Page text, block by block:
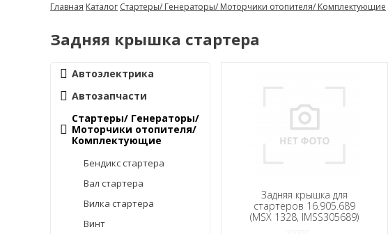
Главная Каталог Стартеры/ Генераторы/ Моторчики отопителя/ Комплектующие
Задняя крышка стартера
Автоэлектрика
Автозапчасти
Стартеры/ Генераторы/
Моторчики отопителя/
Комплектующие
Бендикс стартера
Вал стартера
Вилка стартера
Винт
Задняя крышка для
стартеров 16.905.689
(MSX 1328, IMSS305689)